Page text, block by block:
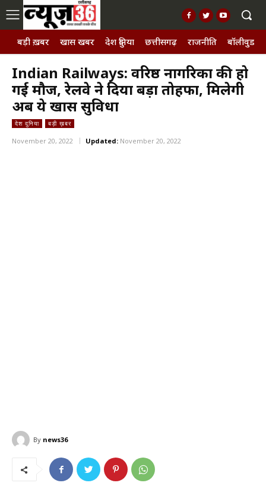
बड़ी ख़बर खास खबर देश दुनिया छत्तीसगढ़ राजनीति बॉलीवुड,
Indian Railways: वरिष्ठ नागरिकों की हो
गई मौज, रेलवे ने दिया बड़ा तोहफा, मिलेगी
अब ये खास सुविधा
देश दुनिया बड़ी ख़बर
November 20, 2022 Updated: November 20, 2022
By news36